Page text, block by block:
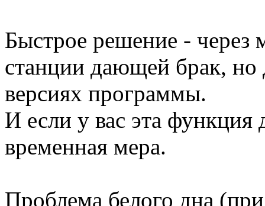
Быстрое решение - через
станции дающей брак, но
версиях программы.
И если у вас эта функция
временная мера.
Проблема белого дна